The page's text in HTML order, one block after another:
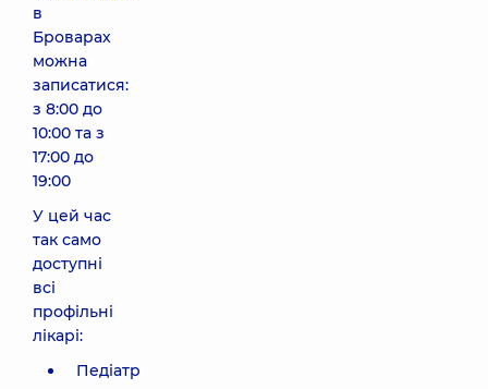
в
Броварах
можна
записатися:
з 8:00 до
10:00 та з
17:00 до
19:00
У цей час
так само
доступні
всі
профільні
лікарі:
Педіатр